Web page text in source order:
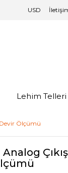
USD
Lehim Telleri
Devir Ölçümü
Analog